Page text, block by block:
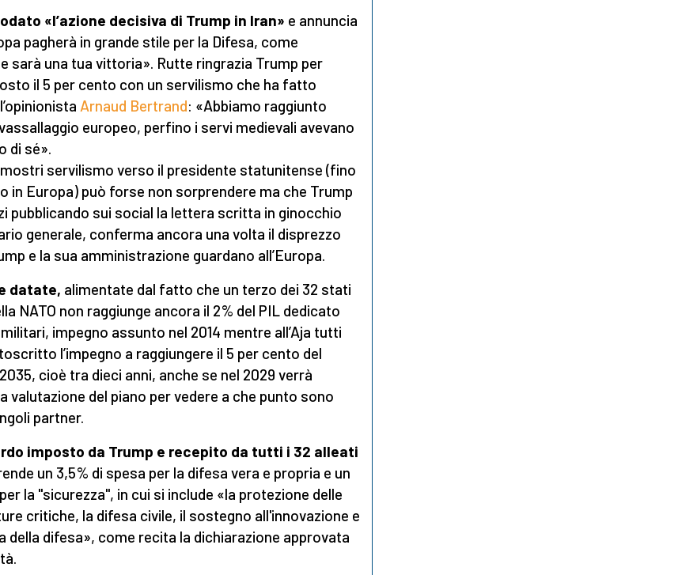
«l’azione decisiva di Trump in Iran» e annuncia
pagherà in grande stile per la Difesa, come
sarà una tua vittoria». Rutte ringrazia Trump per
il 5 per cento con un servilismo che ha fatto
Arnaud Bertrand: «Abbiamo raggiunto
vassallaggio europeo, perfino i servi medievali avevano
di sé».
servilismo verso il presidente statunitense (fino
in Europa) può forse non sorprendere ma che Trump
pubblicando sui social la lettera scritta in ginocchio
generale, conferma ancora una volta il disprezzo
e la sua amministrazione guardano all’Europa.
datate, alimentate dal fatto che un terzo dei 32 stati
NATO non raggiunge ancora il 2% del PIL dedicato
impegno assunto nel 2014 mentre all’Aja tutti
l’impegno a raggiungere il 5 per cento del
cioè tra dieci anni, anche se nel 2029 verrà
valutazione del piano per vedere a che punto sono
partner.
imposto da Trump e recepito da tutti i 32 alleati
un 3,5% di spesa per la difesa vera e propria e un
la "sicurezza", in cui si include «la protezione delle
critiche, la difesa civile, il sostegno all'innovazione e
della difesa», come recita la dichiarazione approvata